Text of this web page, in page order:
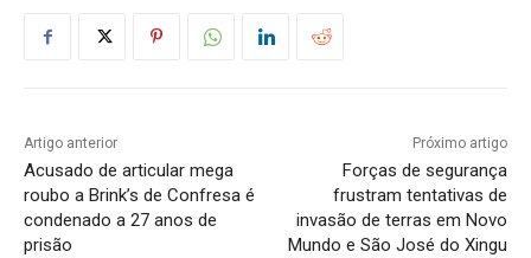
Artigo anterior
Acusado de articular mega
roubo a Brink’s de Confresa é
condenado a 27 anos de
prisão
Próximo artigo
Forças de segurança
frustram tentativas de
invasão de terras em Novo
Mundo e São José do Xingu